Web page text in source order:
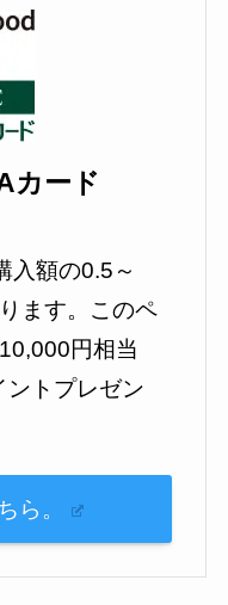
カード
入額の0.5～
ます。このペ
円相当
ントプレゼン
ら。